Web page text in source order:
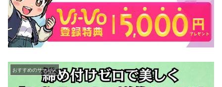
おすすめのサービス